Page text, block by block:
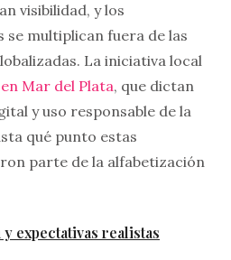
visibilidad, y los
multiplican fuera de las
La iniciativa local
Mar del Plata, que dictan
y uso responsable de la
qué punto estas
parte de la alfabetización
expectativas realistas